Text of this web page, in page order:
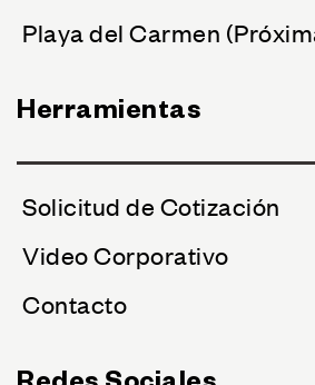
Playa del Carmen
Herramientas
Solicitud de Cotización
Video Corporativo
Contacto